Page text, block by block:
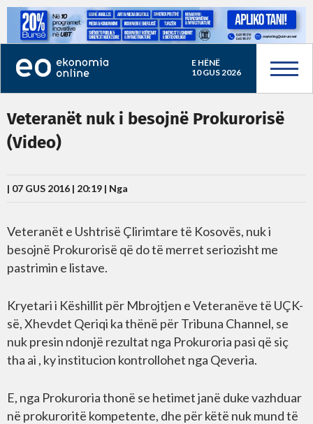
E HËNË
10 GUS 2026
Veteranët nuk i besojnë Prokurorisë
(Video)
| 07 GUS 2016 | 20:19 | Nga
Veteranët e Ushtrisë Çlirimtare të Kosovës, nuk i
besojnë Prokurorisë që do të merret seriozisht me
pastrimin e listave.
Kryetari i Këshillit për Mbrojtjen e Veteranëve të UÇK-
së, Xhevdet Qeriqi ka thënë për Tribuna Channel, se
nuk presin ndonjë rezultat nga Prokuroria pasi që siç
tha ai , ky institucion kontrollohet nga Qeveria.
E, nga Prokuroria thonë se hetimet janë duke vazhduar
në prokuroritë kompetente, dhe për këtë nuk mund të